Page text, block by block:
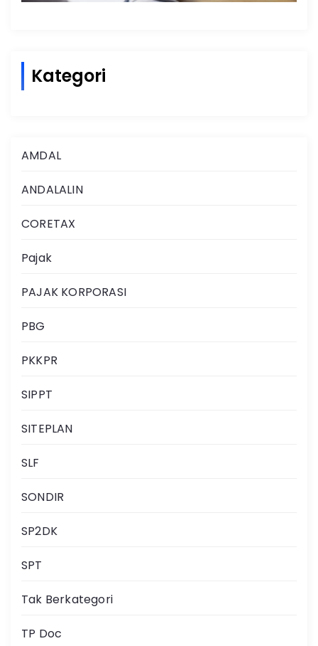
Kategori
AMDAL
ANDALALIN
CORETAX
Pajak
PAJAK KORPORASI
PBG
PKKPR
SIPPT
SITEPLAN
SLF
SONDIR
SP2DK
SPT
Tak Berkategori
TP Doc